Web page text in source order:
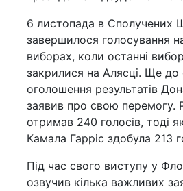
6 листопада в Сполучених
завершилося голосування
виборах, коли останні
закрилися на Алясці. Ще до
оголошення результатів
заявив про свою перемогу.
отримав 240 голосів, тоді
Камала Гарріс здобула 213
Під час свого виступу у
озвучив кілька важливих